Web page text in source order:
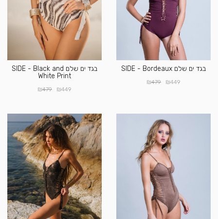
בגד ים שלם SIDE - Bordeaux
₪449
₪479
בגד ים שלם SIDE - Black and
White Print
₪449
₪479